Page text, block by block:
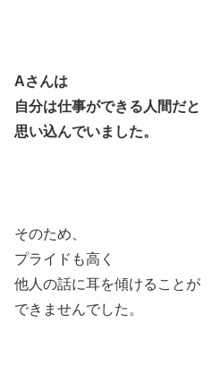
Aさんは
自分は仕事ができる人間だと
思い込んでいました。
そのため、
プライドも高く
他人の話に耳を傾けることが
できませんでした。